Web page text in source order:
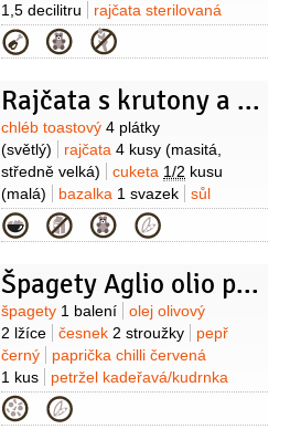
1,5 decilitru
rajčata sterilovaná
2 konzervy
(loupaná)
1 palička
olivy černé100 gramů (bez
1 snítka
Kategorie
Rajčata s krutony a bazalkou
Suroviny
chléb toastový 4 plátky
(světlý)
rajčata 4 kusy (masitá,
středně velká)
cuketa 1/2 kusu
(malá)
bazalka 1 svazek
sůl
mořská
pepř(čerstvě drcený )
vinný1 lžíce (červený)
olej olivový
Kategorie
Špagety Aglio olio podle Sophie Loren
Suroviny
špagety 1 balení
olej olivový
2 lžíce
česnek 2 stroužky
pepř
černý
paprička chilli červená
1 kus
petržel kadeřavá/kudrnka
1 snítka
sůl mořská
Kategorie